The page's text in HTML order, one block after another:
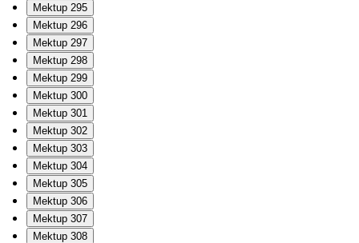
Mektup 295
Mektup 296
Mektup 297
Mektup 298
Mektup 299
Mektup 300
Mektup 301
Mektup 302
Mektup 303
Mektup 304
Mektup 305
Mektup 306
Mektup 307
Mektup 308